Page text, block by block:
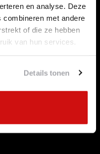
en analyse. Deze
combineren met andere
of die ze hebben
van hun services.
Details tonen
account
bestellingen
Mijn verlanglijst